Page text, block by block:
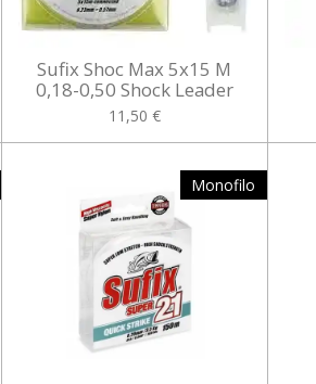
Sufix Shoc Max 5x15 M
0,18-0,50 Shock Leader
11,50 €
Monofilo